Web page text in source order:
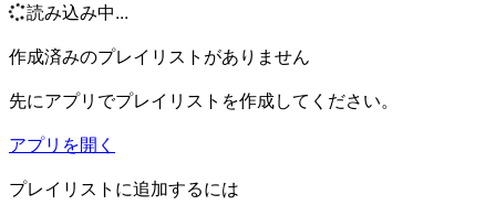
読み込み中...
作成済みのプレイリストがありません
先にアプリでプレイリストを作成してください。
アプリを開く
プレイリストに追加するには